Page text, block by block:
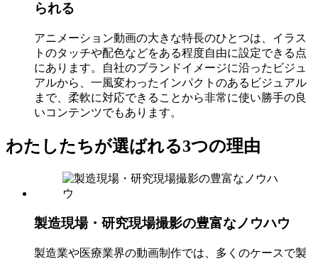
られる
アニメーション動画の大きな特長のひとつは、イラス
トのタッチや配色などをある程度自由に設定できる点
にあります。自社のブランドイメージに沿ったビジュ
アルから、一風変わったインパクトのあるビジュアル
まで、柔軟に対応できることから非常に使い勝手の良
いコンテンツでもあります。
わたしたちが選ばれる3つの理由
製造現場・研究現場撮影の豊富なノウハウ
製造業や医療業界の動画制作では、多くのケースで製